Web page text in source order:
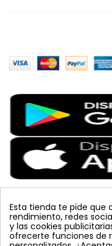
Etiquetas Populares
Esta tienda te pide que
rendimiento, redes
y las cookies
ofrecerte funciones de